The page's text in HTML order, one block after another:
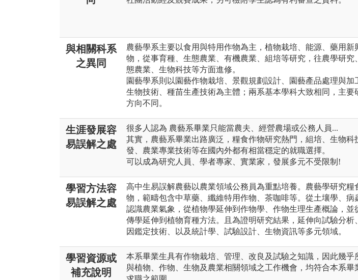
與相關科系
之異同
農藝學系主要以食用與特用作物為主，植物栽培、能源、藥用新
物，從事育種、生態農業、有機農業、組培等研究，往農學研究
態農業、生物科技等方面進修。
園藝學系則以園藝作物栽培、景觀規劃設計、園藝產品處理與加
生物技術、種苗生產技術為主體；兩系基本學科大致相同，主要
方向不同。
生涯發展容
易誤解之處
很多人認為 農藝系畢業只能當農夫、經營農場或公務人員...
其實，農藝系畢業出路廣泛，糧食作物研究熱門，組培、生物科
發、農業專業技術等在國內外都有相當穩定的就職選擇。
可以成為研究人員、學者專家、實業家，發展多元不受限制!
學習方法容
易誤解之處
高中生易誤解農藝以農業領域公務員為重點培養。農藝學研究糧
物，範疇包含中草藥、纖維特用作物、茶咖啡等。從土壤學、病
認識農業氣象，從植物學延伸到作物學、作物生理生產概論，並
傳學延伸到植物育種方法。且為證明研究結果，延伸向試驗分析
因鑑定技術、以及統計學、試驗設計、生物資訊等多元領域。
學習資源或
補充說明
本系畢業生具有作物栽培、管理、改良及試驗之知識，因此幾乎
與植物、作物、生物及農業相關領域之工作機會，均符合本系畢